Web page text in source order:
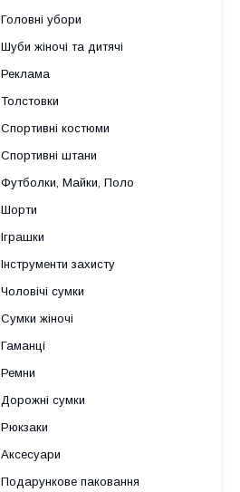
Головні убори
Шуби жіночі та дитячі
Реклама
Толстовки
Спортивні костюми
Спортивні штани
Футболки, Майки, Поло
Шорти
Іграшки
Інструменти захисту
Чоловічі сумки
Сумки жіночі
Гаманці
Ремни
Дорожні сумки
Рюкзаки
Аксесуари
Подарункове паковання